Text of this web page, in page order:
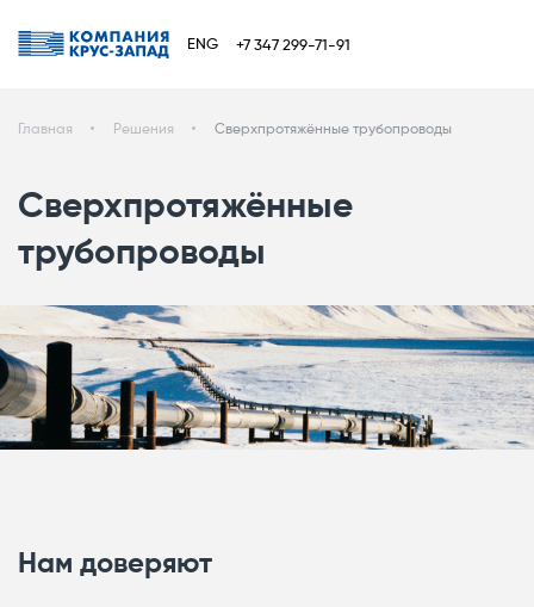
ENG +7 347 299-71-91
Главная Решения Сверхпротяжённые трубопроводы
Сверхпротяжённые
трубопроводы
Нам доверяют